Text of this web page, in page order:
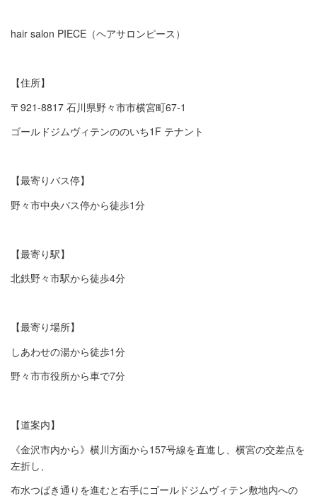
hair salon PIECE（ヘアサロンピース）
【住所】
〒921-8817 石川県野々市市横宮町67-1
ゴールドジムヴィテンののいち1F テナント
【最寄りバス停】
野々市中央バス停から徒歩1分
【最寄り駅】
北鉄野々市駅から徒歩4分
【最寄り場所】
しあわせの湯から徒歩1分
野々市市役所から車で7分
【道案内】
《金沢市内から》横川方面から157号線を直進し、横宮の交差点を
左折し、
布水つばき通りを進むと右手にゴールドジムヴィテン敷地内への